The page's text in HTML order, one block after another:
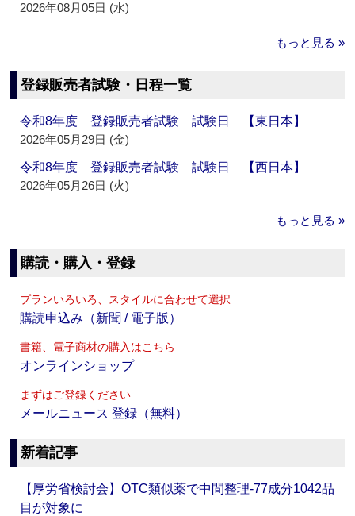
2026年08月05日 (水)
もっと見る »
登録販売者試験・日程一覧
令和8年度 登録販売者試験 試験日 【東日本】
2026年05月29日 (金)
令和8年度 登録販売者試験 試験日 【西日本】
2026年05月26日 (火)
もっと見る »
購読・購入・登録
プランいろいろ、スタイルに合わせて選択
購読申込み（新聞 / 電子版）
書籍、電子商材の購入はこちら
オンラインショップ
まずはご登録ください
メールニュース 登録（無料）
新着記事
【厚労省検討会】OTC類似薬で中間整理‐77成分1042品
目が対象に